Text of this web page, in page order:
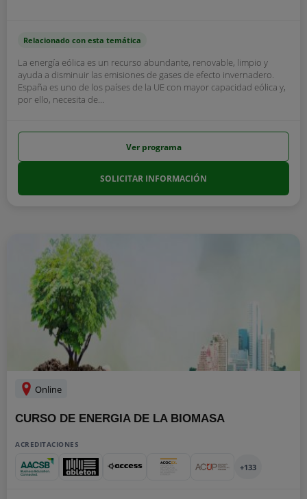
Relacionado con esta temática
La energía eólica es un recurso abundante, renovable, limpio y
ayuda a disminuir las emisiones de gases de efecto invernadero.
España es uno de los países de la UE con mayor capacidad eólica y,
por ello, necesita de...
Ver programa
SOLICITAR INFORMACIÓN
Online
CURSO DE ENERGIA DE LA BIOMASA
ACREDITACIONES
+133